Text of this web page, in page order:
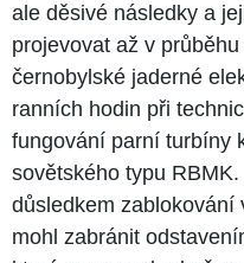
ale děsivé následky a
projevovat až v
černobylské jaderné
ranních hodin při
fungování parní turbíny
sovětského typu
důsledkem zablokování
mohl zabránit